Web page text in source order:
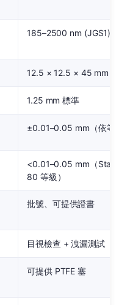
185–2500 nm (JGS1)
12.5 × 12.5 × 45 mm
1.25 mm 標準
±0.01–0.05 mm（依等
<0.01–0.05 mm（
80 等級）
批號、可提供證書
目視檢查 + 洩漏測試
可提供 PTFE 塞